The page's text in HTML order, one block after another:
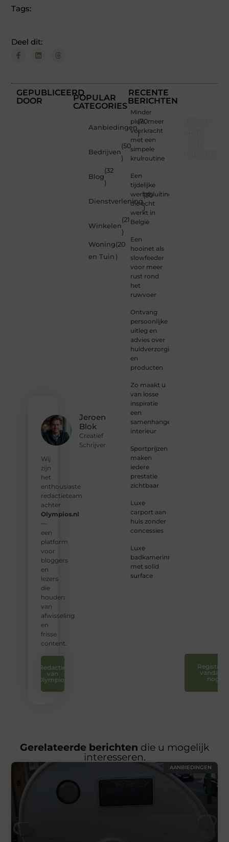
Tags:
Deel dit:
GEPUBLICEERD
DOOR
Jeroen
Blok
Creatief
Schrijver
Wij
zijn
het
enthousiaste
redactieteam
achter
Olympios.nl
—
een
platform
voor
bloggers
en
lezers
die
houden
van
afwisseling
en
frisse
content.
Redactie
van
Olympios
POPULAR
CATEGORIES
Aanbiedingen
(70
)
Bedrijven
(50
)
Blog
(32
)
Dienstverlening
(30
)
Winkelen
(21
)
Woning
en Tuin
(20
)
RECENTE
BERICHTEN
Minder
pluis, meer
veerkracht
met een
simpele
krulroutine
Een
tijdelijke
werfafsluiting
die echt
werkt in
België
Een
hooinet als
slowfeeder
voor meer
rust rond
het
ruwvoer
Ontvang
persoonlijke
uitleg en
advies over
huidverzorging
en
producten
Zo maakt u
van losse
inspiratie
een
samenhangend
interieur
Sportprijzen
maken
iedere
prestatie
zichtbaar
Luxe
carport aan
huis zonder
concessies
Luxe
badkamerinrichting
met solid
surface
Registreer
vandaag
nog
Gerelateerde berichten die u mogelijk
interesseren.
AANBIEDINGEN